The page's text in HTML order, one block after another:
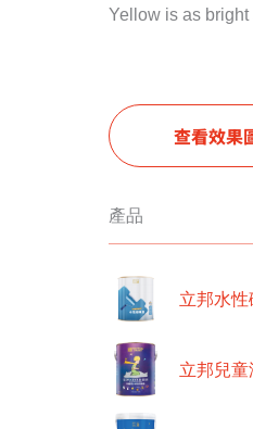
Yellow is as bright
查看效果
產品
立邦水性
立邦兒